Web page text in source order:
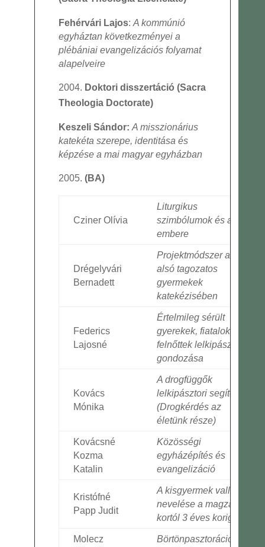
Fehérvári Lajos:A kommúnió
egyháztan következményei a
plébániai evangelizációs folyamat
alapelveire
Doktori disszertáció (Sacra
Theologia Doctorate)
Keszeli Sándor:A misszionárius
katekéta szerepe, identitása és
képzése a mai magyar egyházban
(BA)
Cziner Olívia
Liturgikus
szimbólumok és a ma
embere
Drégelyvári
Bernadett
Projektmódszer az
alsó tagozatos
gyermekek
katekézisében
Federics
Lajosné
Értelmileg sérült
gyerekek, fiatalok és
felnőttek lelkipásztori
gondozása
Kovács
Mónika
A drogfüggők
lelkipásztori segítése
(Drogkérdés az
életünk része)
Kovácsné
Kozma
Katalin
Közösségi
egyházépítés és
evangelizáció
Kristófné
Papp Judit
A kisgyermek vallási
nevelése a magzati
kortól 3 éves korig
Molecz
Börtönpasztoráció